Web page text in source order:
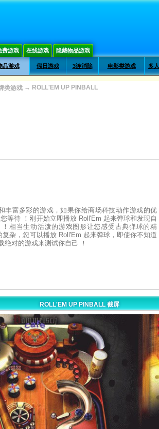
费游戏 在线游戏 隐藏物品游戏
品游戏 假日游戏 3连消除 电影类游戏 多人
类游戏 → ROLL'EM UP PINBALL
丰富多彩的游戏，如果你给商场科技动作游戏的优
等待 ！刚开始立即播放 Roll'Em 起来弹球和发现自
相当生动活泼的游戏图形让您感受古典弹球的精
杂，您可以播放 Roll'Em 起来弹球，即使你不知道
绝对的游戏来测试你自己 ！
ROLL'EM UP PINBALL 截屏